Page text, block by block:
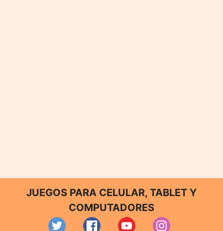
JUEGOS PARA CELULAR, TABLET Y
COMPUTADORES